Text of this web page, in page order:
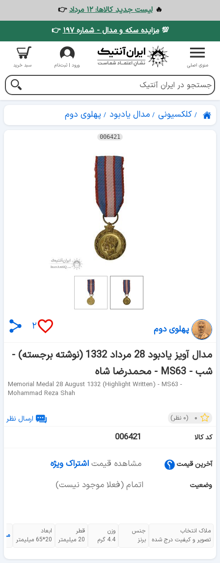
🔥لیست جدید کالاها: ۱۲ مرداد
👉
💯مزایده سکه و مدال - شماره ۱۹۷ 👉
منوی اصلی ورود | ثبت‌نام سبد خرید
کلکسیونی مدال یادبود پهلوی دوم
006421
۲ پهلوی دوم
مدال آویز یادبود 28 مرداد 1332 (نوشته برجسته) -
شب - MS63 - محمدرضا شاه
Memorial Medal 28 August 1332 (highlight Written) - MS63 -
Mohammad Reza Shah
۰ (۰ نظر)
ارسال نظر
کد کالا
006421
آخرین قیمت مشاهده قیمت اشتراک ویژه
وضعیت اتمام (فعلا موجود نیست)
ملاک انتخاب
تصویر و کیفیت درج شده
جنس
برنز
وزن
4.4 گرم
قطر
20 میلیمتر
ابعاد
20*65 میلیمتر